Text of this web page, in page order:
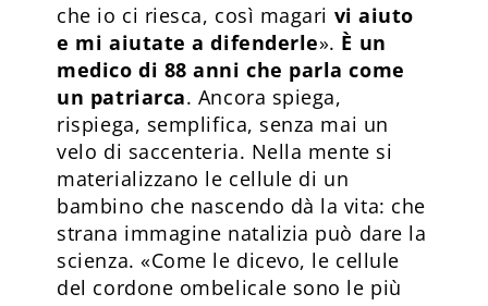
che io ci riesca, così magari vi aiuto
e mi aiutate a difenderle». È un
medico di 88 anni che parla come
un patriarca. Ancora spiega,
rispiega, semplifica, senza mai un
velo di saccenteria. Nella mente si
materializzano le cellule di un
bambino che nascendo dà la vita: che
strana immagine natalizia può dare la
scienza. «Come le dicevo, le cellule
del cordone ombelicale sono le più